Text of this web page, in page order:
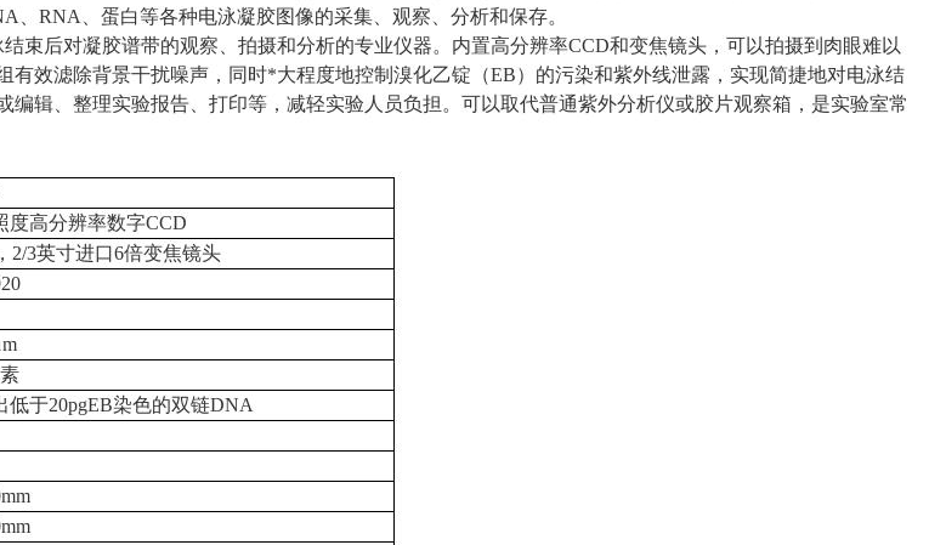
、RNA、蛋白等各种电泳凝胶图像的采集、观察、分析和保存。
束后对凝胶谱带的观察、拍摄和分析的专业仪器。内置高分辨率CCD和变焦镜头，可以拍摄到肉眼难以
有效滤除背景干扰噪声，同时*大程度地控制溴化乙锭（EB）的污染和紫外线泄露，实现简捷地对电泳结
编辑、整理实验报告、打印等，减轻实验人员负担。可以取代普通紫外分析仪或胶片观察箱，是实验室常
度高分辨率数字CCD
2/3英寸进口6倍变焦镜头
低于20pgEB染色的双链DNA